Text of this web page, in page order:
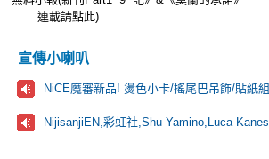
連載請點此)
宣傳小喇叭
NiCE魔審新品! 燙色小卡/搖尾巴吊飾/貼紙組